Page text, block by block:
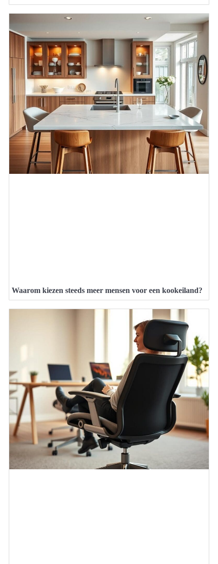
Waarom kiezen steeds meer mensen voor een kookeiland?